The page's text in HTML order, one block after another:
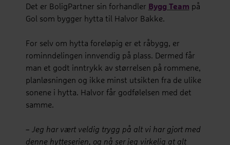
Det er BoligPartner sin forhandler Bygg Team på
Gol som bygger hytta til Halvor Bakke.
For selv om hytta foreløpig er et råbygg, er
rominndelingen innvendig på plass. Dermed får
man et godt inntrykk av størrelsen på rommene,
planløsningen og ikke minst utsikten fra de ulike
sonene i hytta. Halvor får godfølelsen med det
samme.
– Jeg har vært veldig trygg på alt vi har gjort med
denne hytteserien, og nå ser jeg virkelig at alt